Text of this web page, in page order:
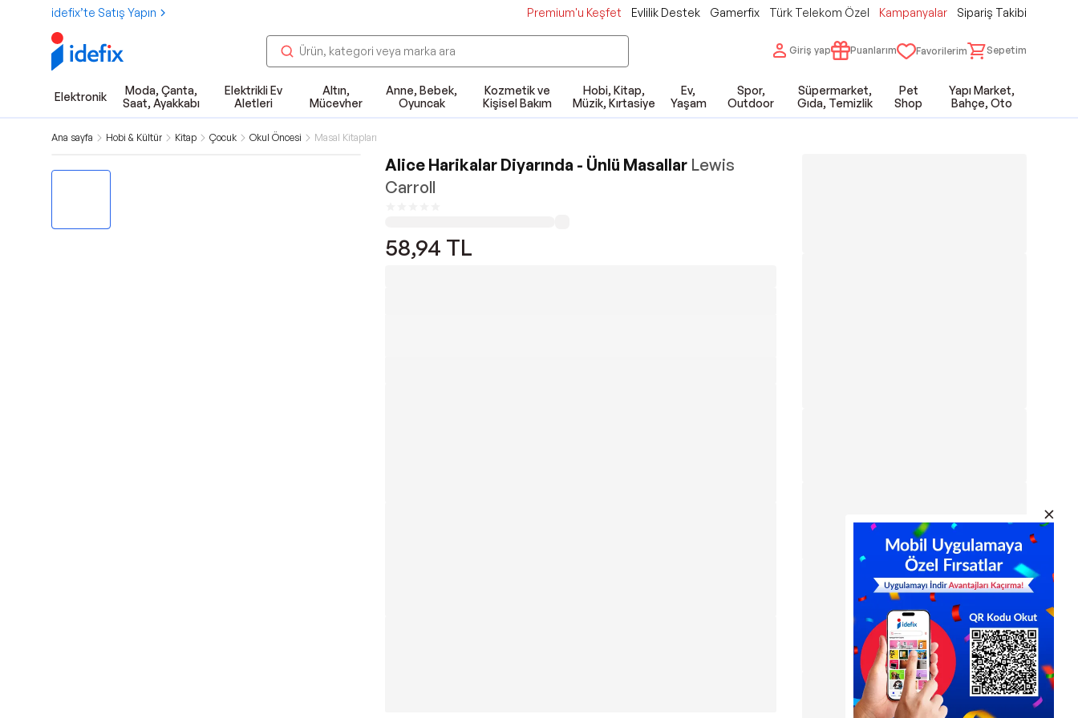
idefix’te Satış Yapın Premium'u Keşfet Evlilik Destek Gamerfix Türk Telekom Özel Kampanyalar Sipariş Takibi
Giriş yap Puanlarım Favorilerim Sepetim
Elektronik
Moda, Çanta,
Saat, Ayakkabı
Elektrikli Ev
Aletleri
Altın,
Mücevher
Anne, Bebek,
Oyuncak
Kozmetik ve
Kişisel Bakım
Hobi, Kitap,
Müzik, Kırtasiye
Ev,
Yaşam
Spor,
Outdoor
Süpermarket,
Gıda, Temizlik
Pet
Shop
Yapı Market,
Bahçe, Oto
Ana sayfa Hobi & Kültür Kitap Çocuk Okul Öncesi Masal Kitapları
Alice Harikalar Diyarında - Ünlü Masallar Lewis
Carroll
58,94 TL